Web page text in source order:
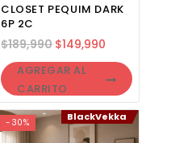
CLOSET PEQUIM DARK
6P 2C
$189,990 $149,990
AGREGAR AL
CARRITO
-30% BlackVekka